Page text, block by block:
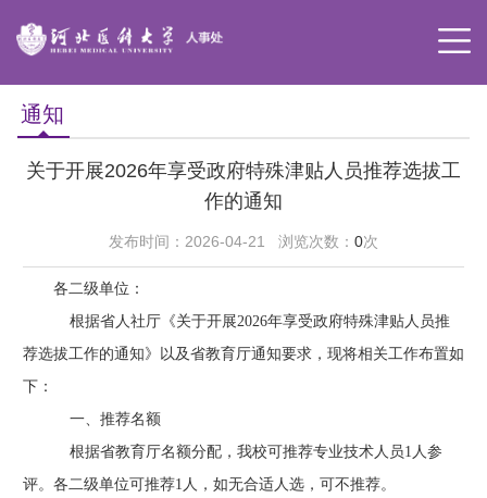
通知
关于开展2026年享受政府特殊津贴人员推荐选拔工
作的通知
发布时间：2026-04-21 浏览次数： 0次
各二级单位：
根据省人社厅《关于开展2026年享受政府特殊津贴人员推
荐选拔工作的通知》
以及省教育厅通知要求，现将相关工作布置如
下：
一、推荐名额
根据省教育厅名额分配，我校可推荐专业技术人员1人参
评。各二级单位可推荐1人， 如无合适人选，可不推荐。